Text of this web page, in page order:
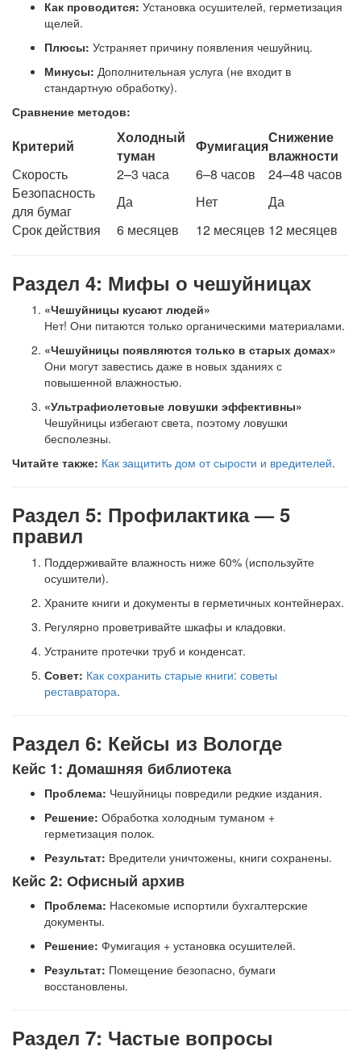
Как проводится: Установка осушителей, герметизация
щелей.
Плюсы: Устраняет причину появления чешуйниц.
Минусы: Дополнительная услуга (не входит в
стандартную обработку).
Сравнение методов:
Критерий
Холодный
туман
ФумигацияСнижение
влажности
Скорость
2–3 часа 6–8 часов
24–48 часов
Безопасность
для бумаг
Да Нет
Да
Срок действия
6 месяцев 12 месяцев 12 месяцев
Раздел 4: Мифы о чешуйницах
«Чешуйницы кусают людей»
Нет! Они питаются только органическими материалами.
«Чешуйницы появляются только в старых домах»
Они могут завестись даже в новых зданиях с
повышенной влажностью.
«Ультрафиолетовые ловушки эффективны»
Чешуйницы избегают света, поэтому ловушки
бесполезны.
Читайте также: Как защитить дом от сырости и вредителей.
Раздел 5: Профилактика — 5
правил
Поддерживайте влажность ниже 60% (используйте
осушители).
Храните книги и документы в герметичных контейнерах.
Регулярно проветривайте шкафы и кладовки.
Устраните протечки труб и конденсат.
Совет: Как сохранить старые книги: советы
реставратора.
Раздел 6: Кейсы из Вологде
Кейс 1: Домашняя библиотека
Проблема: Чешуйницы повредили редкие издания.
Решение: Обработка холодным туманом +
герметизация полок.
Результат: Вредители уничтожены, книги сохранены.
Кейс 2: Офисный архив
Проблема: Насекомые испортили бухгалтерские
документы.
Решение: Фумигация + установка осушителей.
Результат: Помещение безопасно, бумаги
восстановлены.
Раздел 7: Частые вопросы